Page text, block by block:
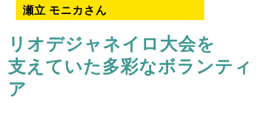
瀬立 モニカさん
リオデジャネイロ大会を
支えていた多彩なボランティ
ア